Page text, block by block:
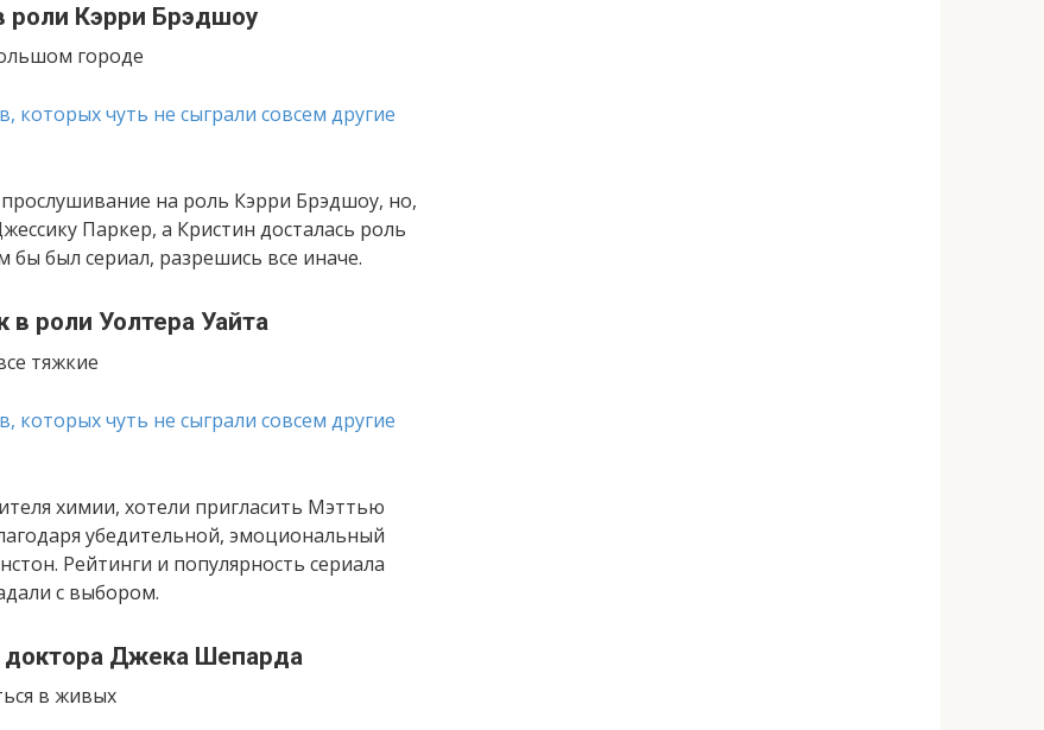
роли Кэрри Брэдшоу
городе
на роль Кэрри Брэдшоу, но,
Паркер, а Кристин досталась роль
был сериал, разрешись все иначе.
в роли Уолтера Уайта
тяжкие
химии, хотели пригласить Мэттью
убедительной, эмоциональный
Рейтинги и популярность сериала
с выбором.
доктора Джека Шепарда
в живых